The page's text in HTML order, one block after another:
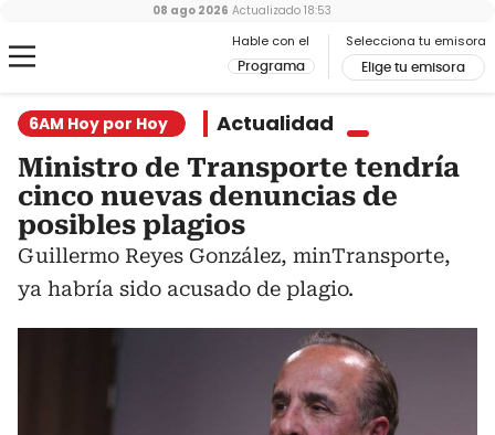
Hable con el
Programa
Selecciona tu emisora
Elige tu emisora
08 ago 2026 Actualizado 18:53
6AM Hoy por Hoy Actualidad
Ministro de Transporte tendría
cinco nuevas denuncias de
posibles plagios
Guillermo Reyes González, minTransporte,
ya habría sido acusado de plagio.